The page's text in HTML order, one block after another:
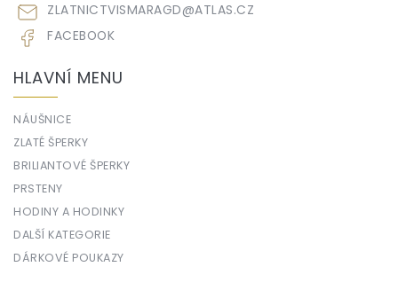
ZLATNICTVISMARAGD@ATLAS.CZ
FACEBOOK
HLAVNÍ MENU
NÁUŠNICE
ZLATÉ ŠPERKY
BRILIANTOVÉ ŠPERKY
PRSTENY
HODINY A HODINKY
DALŠÍ KATEGORIE
DÁRKOVÉ POUKAZY